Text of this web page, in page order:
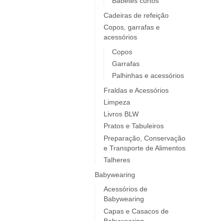
Elobra KIDS
Endro
Europrice
Everyday Baby
ezpz
Fidella
FOOOTY
FRESK
FÜRNIS
Giotto / Giotto be-bè
Gloop
Goula
Grabease
grums
Haakaa
HappyBear Diapers
Cadeiras de refeição
Copos, garrafas e
acessórios
Copos
Garrafas
Palhinhas e acessórios
Fraldas e Acessórios
Limpeza
Livros BLW
Pratos e Tabuleiros
Preparação, Conservação
e Transporte de Alimentos
Talheres
Babywearing
Acessórios de
Babywearing
Capas e Casacos de